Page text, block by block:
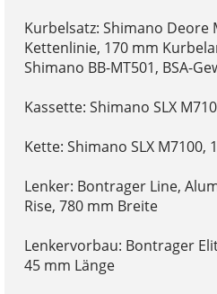
Kurbelsatz: Shimano Deore
Kettenlinie, 170 mm
Shimano BB-MT501, BSA-
Kassette: Shimano SLX
Kette: Shimano SLX M7100,
Lenker: Bontrager Line,
Rise, 780 mm Breite
Lenkervorbau: Bontrager
45 mm Länge